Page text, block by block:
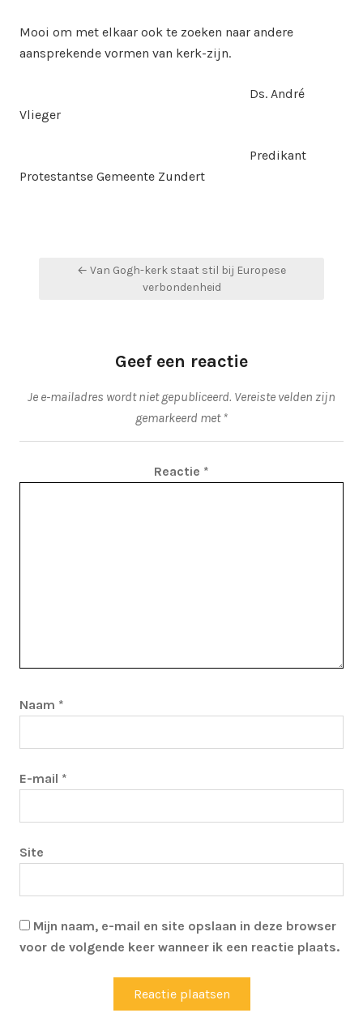
Mooi om met elkaar ook te zoeken naar andere
aansprekende vormen van kerk-zijn.
Ds. André
Vlieger
Predikant
Protestantse Gemeente Zundert
Bericht← Van Gogh-kerk staat stil bij Europese
verbondenheid
Geef een reactie
Je e-mailadres wordt niet gepubliceerd. Vereiste velden zijn
gemarkeerd met *
Reactie *
Naam *
E-mail *
Site
Mijn naam, e-mail en site opslaan in deze browser
voor de volgende keer wanneer ik een reactie plaats.